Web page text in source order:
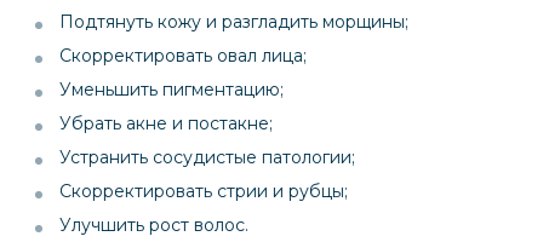
Подтянуть кожу и разгладить морщины;
Скорректировать овал лица;
Уменьшить пигментацию;
Убрать акне и постакне;
Устранить сосудистые патологии;
Скорректировать стрии и рубцы;
Улучшить рост волос.